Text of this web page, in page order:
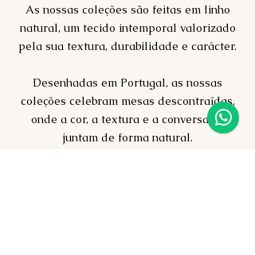
As nossas coleções são feitas em linho
natural, um tecido intemporal valorizado
pela sua textura, durabilidade e carácter.
Desenhadas em Portugal, as nossas
coleções celebram mesas descontraídas,
onde a cor, a textura e a conversa se
juntam de forma natural.